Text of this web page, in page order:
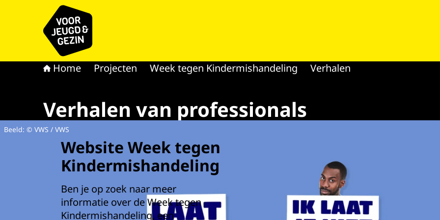
Naar de homepage van voor Jeugd & Gezin
Home Projecten Week tegen Kindermishandeling Verhalen
Verhalen van professionals
Beeld: © VWS / VWS
Website Week tegen
Kindermishandeling
Ben je op zoek naar meer
informatie over de Week tegen
Kindermishandeling, een